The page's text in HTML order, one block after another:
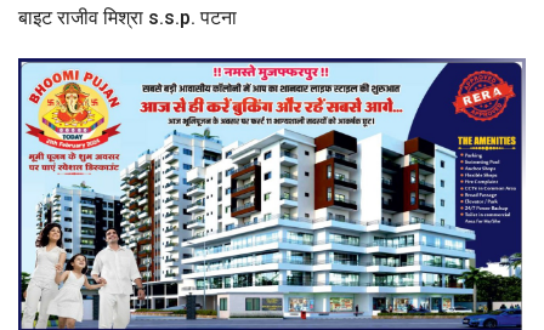
बाइट राजीव मिश्रा s.s.p. पटना